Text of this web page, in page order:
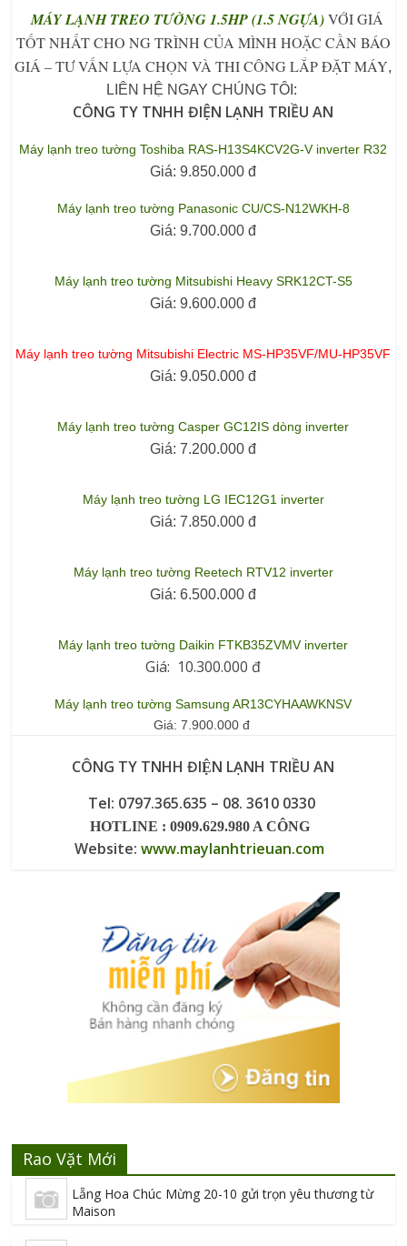
MÁY LẠNH TREO TƯỜNG 1.5HP (1.5 NGỰA)VỚI GIÁ
TỐT NHẤT CHO NG TRÌNH CỦA MÌNH HOẶC CẦN BÁO
GIÁ – TƯ VẤN LỰA CHỌN VÀ THI CÔNG LẮP ĐẶT MÁY,
LIÊN HỆ NGAY CHÚNG TÔI:
CÔNG TY TNHH ĐIỆN LẠNH TRIỀU AN
Máy lạnh treo tường Toshiba RAS-H13S4KCV2G-V inverter R32
Giá:9.850.000 đ
Máy lạnh treo tường Panasonic CU/CS-N12WKH-8
Giá:9.700.000 đ
Máy lạnh treo tường Mitsubishi Heavy SRK12CT-S5
Giá:9.600.000 đ
Máy lạnh treo tường Mitsubishi Electric MS-HP35VF/MU-HP35VF
Giá:9.050.000 đ
Máy lạnh treo tường Casper GC12IS dòng inverter
Giá:7.200.000 đ
Máy lạnh treo tường LG IEC12G1 inverter
Giá:7.850.000 đ
Máy lạnh treo tường Reetech RTV12 inverter
Giá:6.500.000 đ
Máy lạnh treo tường Daikin FTKB35ZVMV inverter
Giá: 10.300.000 đ
Máy lạnh treo tường Samsung AR13CYHAAWKNSV
Giá: 7.900.000 đ
CÔNG TY TNHH ĐIỆN LẠNH TRIỀU AN
Tel: 0797.365.635 – 08. 3610 0330
HOTLINE : 0909.629.980 A CÔNG
Website:www.maylanhtrieuan.com
Rao Vặt Mới
Lẵng Hoa Chúc Mừng 20-10 gửi trọn yêu thương từ
Maison